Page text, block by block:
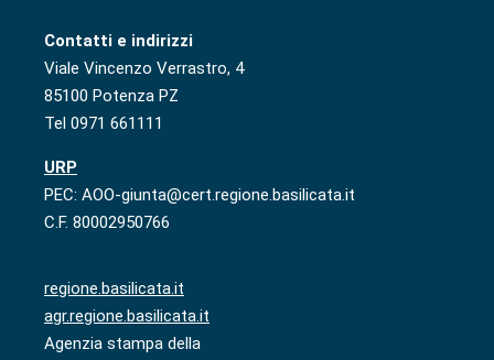
Contatti e indirizzi
Viale Vincenzo Verrastro, 4
85100 Potenza PZ
Tel 0971 661111
URP
PEC: AOO-giunta@cert.regione.basilicata.it
C.F. 80002950766
regione.basilicata.it
agr.regione.basilicata.it
Agenzia stampa della